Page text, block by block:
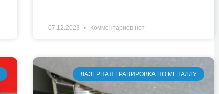
07.12.2023 Комментариев нет
ЛАЗЕРНАЯ ГРАВИРОВКА ПО МЕТАЛЛУ